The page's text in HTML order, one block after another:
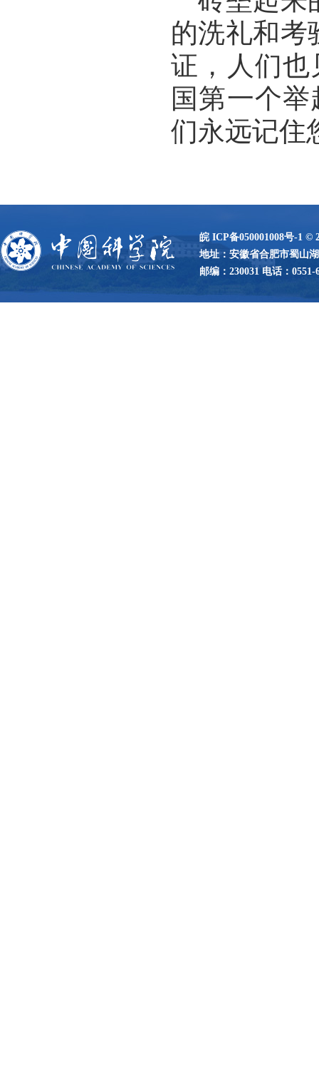
的洗礼和考
证，人们也
国第一个
们永远记住
皖 ICP备050001008号-1 ©
地址：安徽省合肥市蜀山
邮编：230031 电话：